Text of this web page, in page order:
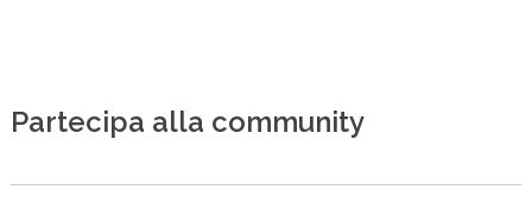
Partecipa alla community